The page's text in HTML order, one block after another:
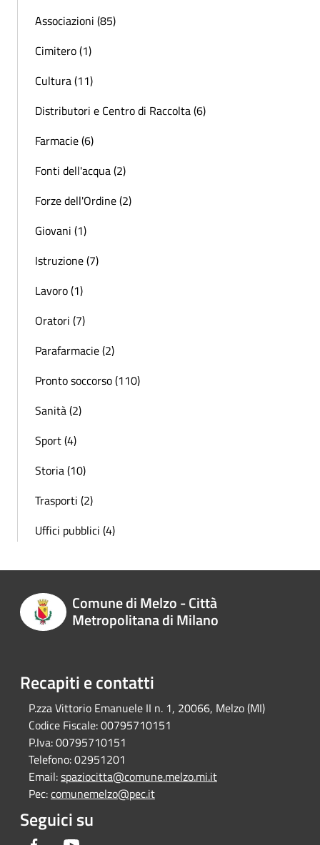
Associazioni (85)
Cimitero (1)
Cultura (11)
Distributori e Centro di Raccolta (6)
Farmacie (6)
Fonti dell'acqua (2)
Forze dell'Ordine (2)
Giovani (1)
Istruzione (7)
Lavoro (1)
Oratori (7)
Parafarmacie (2)
Pronto soccorso (110)
Sanità (2)
Sport (4)
Storia (10)
Trasporti (2)
Uffici pubblici (4)
Comune di Melzo - Città
Metropolitana di Milano
Recapiti e contatti
P.zza Vittorio Emanuele II n. 1, 20066, Melzo (MI)
Codice Fiscale:00795710151
P.Iva:00795710151
Telefono:02951201
Email:spaziocitta@comune.melzo.mi.it
Pec:comunemelzo@pec.it
Seguici su